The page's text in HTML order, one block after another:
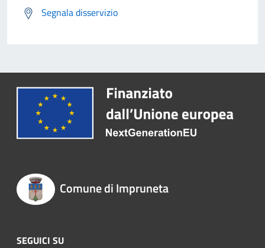
Segnala disservizio
Comune di Impruneta
SEGUICI SU